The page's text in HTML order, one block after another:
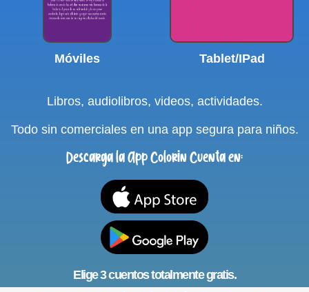
Móviles Tablet/IPad
Libros, audiolibros, videos, actividades.
Todo sin comerciales en una app segura para niños.
Descarga la App Colorin Cuenta en:
Elige 3 cuentos totalmente gratis.